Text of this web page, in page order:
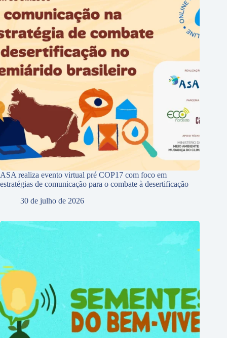
ASA realiza evento virtual pré COP17 com foco em
estratégias de comunicação para o combate à desertificação
30 de julho de 2026